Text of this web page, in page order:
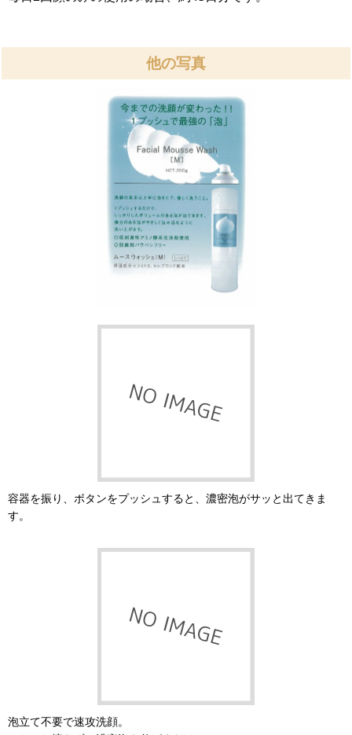
他の写真
容器を振り、ボタンをプッシュすると、濃密泡がサッと出てきま
す。
泡立て不要で速攻洗顔。